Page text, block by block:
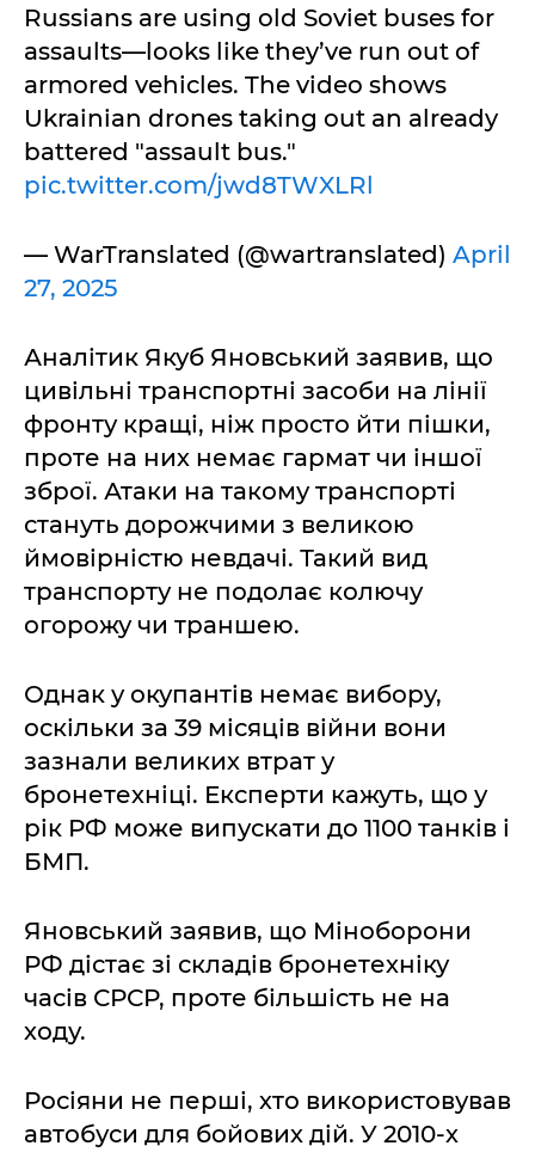
Russians are using old Soviet buses for
assaults—looks like they’ve run out of
armored vehicles. The video shows
Ukrainian drones taking out an already
battered "assault bus."
pic.twitter.com/jwd8TWXLRl
— WarTranslated (@wartranslated) April
27, 2025
Аналітик Якуб Яновський заявив, що
цивільні транспортні засоби на лінії
фронту кращі, ніж просто йти пішки,
проте на них немає гармат чи іншої
зброї. Атаки на такому транспорті
стануть дорожчими з великою
ймовірністю невдачі. Такий вид
транспорту не подолає колючу
огорожу чи траншею.
Однак у окупантів немає вибору,
оскільки за 39 місяців війни вони
зазнали великих втрат у
бронетехніці. Експерти кажуть, що у
рік РФ може випускати до 1100 танків і
БМП.
Яновський заявив, що Міноборони
РФ дістає зі складів бронетехніку
часів СРСР, проте більшість не на
ходу.
Росіяни не перші, хто використовував
автобуси для бойових дій. У 2010-х